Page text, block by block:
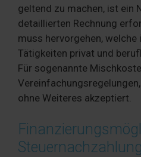
geltend zu machen, ist ein
detaillierten Rechnung
muss hervorgehen, welche
Tätigkeiten privat und
Für sogenannte
ohne Weiteres akzeptiert.
Steuernachzahlung